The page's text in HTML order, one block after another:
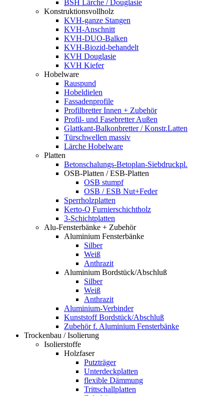
BSH Lärche / Douglasie
Konstruktionsvollholz
KVH-ganze Stangen
KVH-Anschnitt
KVH-DUO-Balken
KVH-Biozid-behandelt
KVH Douglasie
KVH Kiefer
Hobelware
Rauspund
Hobeldielen
Fassadenprofile
Profilbretter Innen + Zubehör
Profil- und Fasebretter Außen
Glattkant-Balkonbretter / Konstr.Latten
Türschwellen massiv
Lärche Hobelware
Platten
Betonschalungs-Betoplan-Siebdruckpl.
OSB-Platten / ESB-Platten
OSB stumpf
OSB / ESB Nut+Feder
Sperrholzplatten
Kerto-Q Furnierschichtholz
3-Schichtplatten
Alu-Fensterbänke + Zubehör
Aluminium Fensterbänke
Silber
Weiß
Anthrazit
Aluminium Bordstück/Abschluß
Silber
Weiß
Anthrazit
Aluminium-Verbinder
Kunststoff Bordstück/Abschluß
Zubehör f. Aluminium Fensterbänke
Trockenbau / Isolierung
Isolierstoffe
Holzfaser
Putzträger
Unterdeckplatten
flexible Dämmung
Trittschallplatten